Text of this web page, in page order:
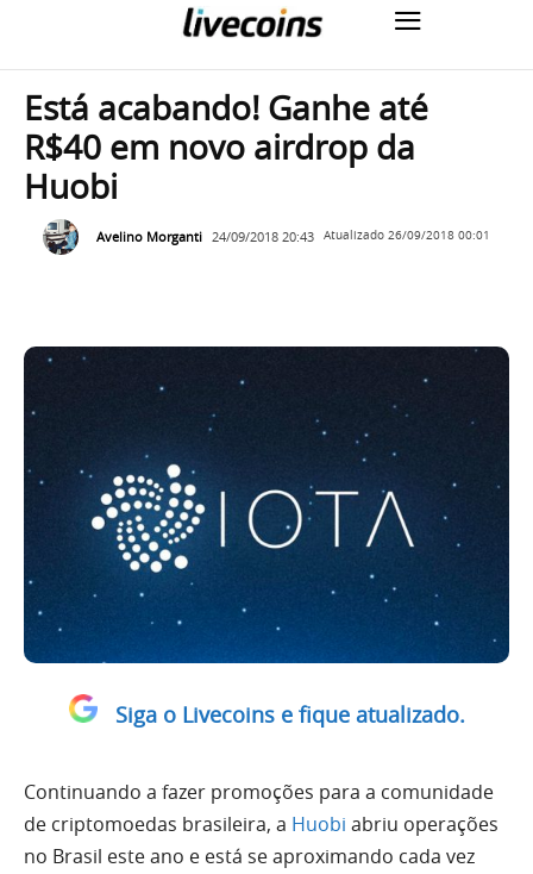
Está acabando! Ganhe até
R$40 em novo airdrop da
Huobi
Avelino Morganti 24/09/2018 20:43 Atualizado 26/09/2018 00:01
Siga o Livecoins e fique atualizado.
Continuando a fazer promoções para a comunidade
de criptomoedas brasileira, a Huobi abriu operações
no Brasil este ano e está se aproximando cada vez